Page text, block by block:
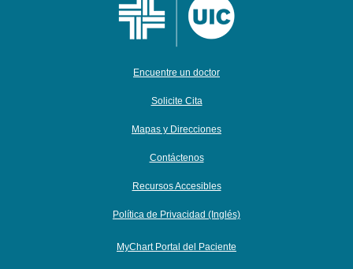
Encuentre un doctor
Solicite Cita
Mapas y Direcciones
Contáctenos
Recursos Accesibles
Política de Privacidad (Inglés)
MyChart Portal del Paciente